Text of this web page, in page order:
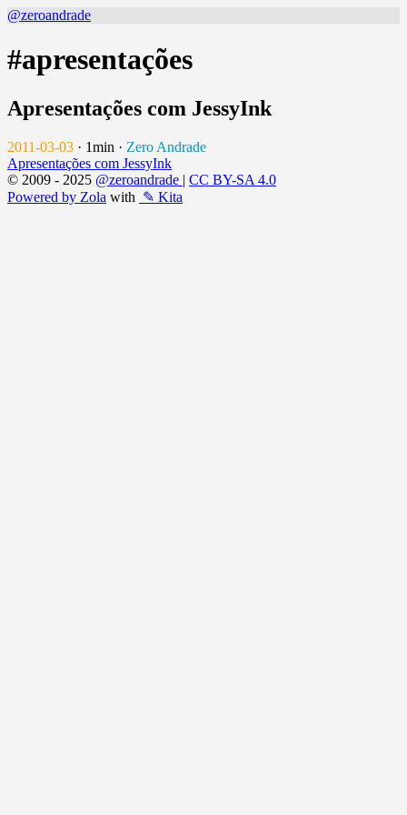
@zeroandrade
#apresentações
Apresentações com JessyInk
2011-03-03 · 1min · Zero Andrade
Apresentações com JessyInk
© 2009 - 2025 @zeroandrade | CC BY-SA 4.0
Powered by Zola with ✎ Kita